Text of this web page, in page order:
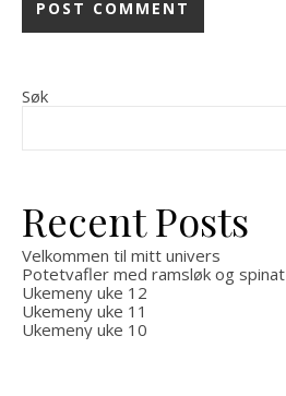
Søk
Recent Posts
Velkommen til mitt univers
Potetvafler med ramsløk og spinat
Ukemeny uke 12
Ukemeny uke 11
Ukemeny uke 10